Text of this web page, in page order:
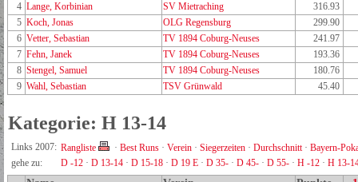
4 Lange, Korbinian SV Mietraching
316.93
5 Koch, Jonas OLG Regensburg
299.90
6 Vetter, Sebastian TV 1894 Coburg-Neuses
241.97
7 Fehn, Janek TV 1894 Coburg-Neuses
193.36
8 Stengel, Samuel TV 1894 Coburg-Neuses
180.76
9 Wahl, Sebastian TSV Grünwald 45.40
Kategorie: H 13-14
Links 2007: Rangliste · Best Runs · Verein · Siegerzeiten · Durchschnitt· Bayern-
gehe zu:
D -12 · D 13-14 · D 15-18 · D 19 E · D 35- · D 45- · D 55- · H -12 · H 13-